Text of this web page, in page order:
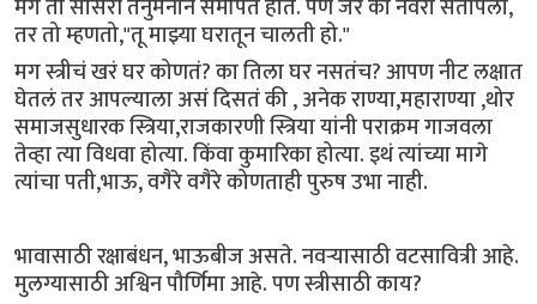
मग ती सासरी तनुमनाने समर्पित होते. पण जर का नवरा संतापला,
तर तो म्हणतो,"तू माझ्या घरातून चालती हो."
मग स्त्रीचं खरं घर कोणतं? का तिला घर नसतंच? आपण नीट लक्षात
घेतलं तर आपल्याला असं दिसतं की , अनेक राण्या,महाराण्या ,थोर
समाजसुधारक स्त्रिया,राजकारणी स्त्रिया यांनी पराक्रम गाजवला
तेव्हा त्या विधवा होत्या. किंवा कुमारिका होत्या. इथं त्यांच्या मागे
त्यांचा पती,भाऊ, वगैरे वगैरे कोणताही पुरुष उभा नाही.
भावासाठी रक्षाबंधन, भाऊबीज असते. नवऱ्यासाठी वटसावित्री आहे.
मुलग्यासाठी अश्विन पौर्णिमा आहे. पण स्त्रीसाठी काय?